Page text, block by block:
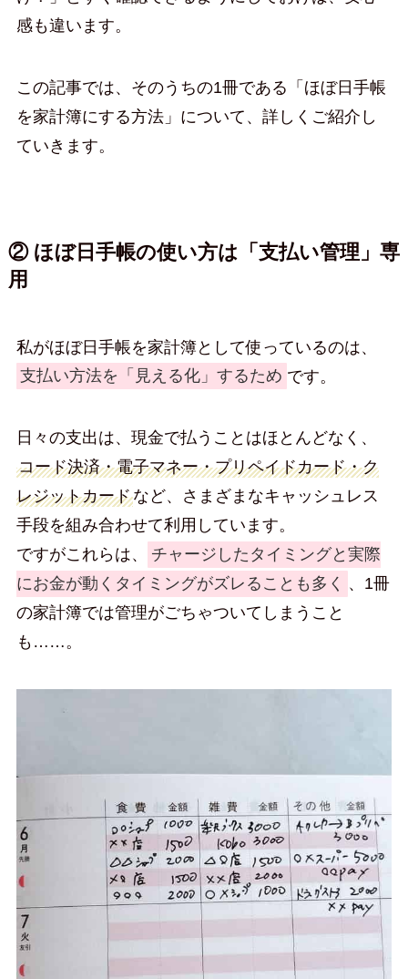
感も違います。
この記事では、そのうちの1冊である「ほぼ日手帳
を家計簿にする方法」について、詳しくご紹介し
ていきます。
② ほぼ日手帳の使い方は「支払い管理」専
用
私がほぼ日手帳を家計簿として使っているのは、
支払い方法を「見える化」するため です。
日々の支出は、現金で払うことはほとんどなく、
コード決済・電子マネー・プリペイドカード・ク
レジットカードなど、さまざまなキャッシュレス
手段を組み合わせて利用しています。
ですがこれらは、
チャージしたタイミングと実際
にお金が動くタイミングがズレることも多く 、1冊
の家計簿では管理がごちゃついてしまうこと
も……。